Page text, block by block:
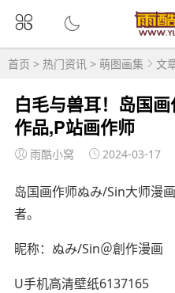
首页 > 热门资讯 > 萌图画集 文
白毛与兽耳！岛国
作品,P站画作师
雨酷小窝 2024-03-17
岛国画作师ぬみ/Sin大师漫
者。
昵称：ぬみ/Sin＠創作漫画
U手机高清壁纸6137165